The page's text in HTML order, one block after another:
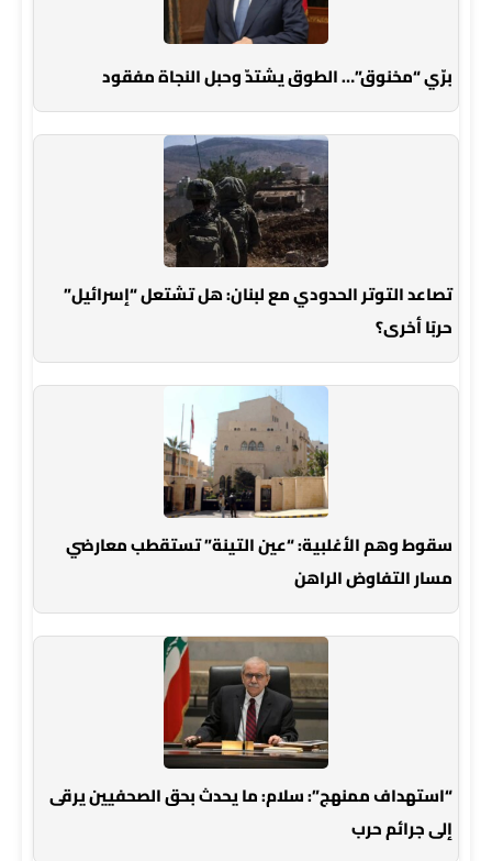
برّي “مخنوق”… الطوق يشتدّ وحبل النجاة مفقود
تصاعد التوتر الحدودي مع لبنان: هل تشتعل “إسرائيل”
حربًا أخرى؟
سقوط وهم الأغلبية: “عين التينة” تستقطب معارضي
مسار التفاوض الراهن
“استهداف ممنهج”: سلام: ما يحدث بحق الصحفيين يرقى
إلى جرائم حرب